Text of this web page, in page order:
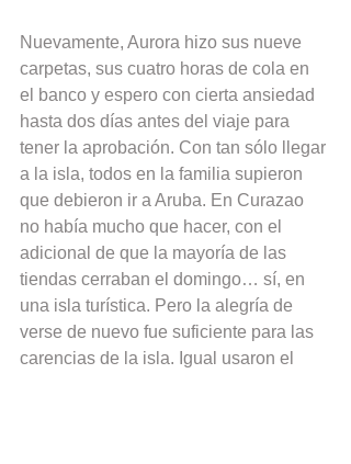
Nuevamente, Aurora hizo sus nueve
carpetas, sus cuatro horas de cola en
el banco y espero con cierta ansiedad
hasta dos días antes del viaje para
tener la aprobación. Con tan sólo llegar
a la isla, todos en la familia supieron
que debieron ir a Aruba. En Curazao
no había mucho que hacer, con el
adicional de que la mayoría de las
tiendas cerraban el domingo… sí, en
una isla turística. Pero la alegría de
verse de nuevo fue suficiente para las
carencias de la isla. Igual usaron el